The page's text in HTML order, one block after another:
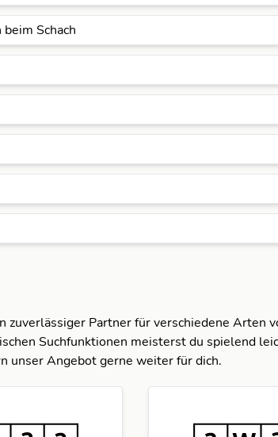
Schach
zuverlässiger Partner für verschiedene Arten
Suchfunktionen meisterst du spielend
unser Angebot gerne weiter für dich.